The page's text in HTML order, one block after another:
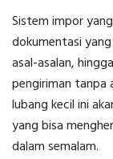
Sistem impor
dokumentasi
asal-asalan,
pengiriman tanpa
lubang kecil ini
yang bisa
dalam semalam.